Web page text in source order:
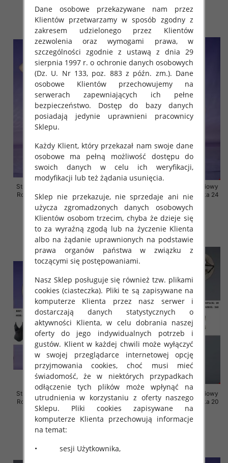
44.00 zł
szczegóły
44.00 zł
szczegóły
Stroje kąpielowe dwuczęściowy
Roz 46-60, Mix Kolor Paczka 16
44.00 zł
szczegóły
Stroje kąpielowe dwuczęściowy
Roz 46-60, Mix Kolor Paczka 24
44.00 zł
szczegóły
Stroje kąpielowe dwuczęściowy
Roz 46-60, Mix Kolor Paczka 16
szt.
46.00 zł
Stroje kąpielowe dwuczęściowy
Roz 40-48, Mix Kolor Paczka 20
szt.
44.00 zł
Dane osobowe przekazywane nam przez
Klientów przetwarzamy w sposób zgodny z
zakresem udzielonego przez Klientów
zezwolenia oraz wymogami prawa, w
szczególności zgodnie z ustawą z dnia 29
sierpnia 1997 r. o ochronie danych osobowych
(Dz. U. Nr 133, poz. 883 z późn. zm.). Dane
osobowe Klientów przechowujemy na
serwerach zapewniających ich pełne
bezpieczeństwo. Dostęp do bazy danych
posiadają jedynie uprawnieni pracownicy
Sklepu.
Każdy Klient, który przekazał nam swoje dane
osobowe ma pełną możliwość dostępu do
swoich danych w celu ich weryfikacji,
modyfikacji lub też żądania usunięcia.
Sklep nie przekazuje, nie sprzedaje ani nie
użycza zgromadzonych danych osobowych
Klientów osobom trzecim, chyba że dzieje się
to za wyraźną zgodą lub na życzenie Klienta
albo na żądanie uprawnionych na podstawie
prawa organów państwa w związku z
toczącymi się postępowaniami.
Nasz Sklep posługuje się również tzw. plikami
cookies (ciasteczka). Pliki te są zapisywane na
komputerze Klienta przez nasz serwer i
dostarczają danych statystycznych o
aktywności Klienta, w celu dobrania naszej
oferty do jego indywidualnych potrzeb i
gustów. Klient w każdej chwili może wyłączyć
w swojej przeglądarce internetowej opcję
przyjmowania cookies, choć musi mieć
świadomość, że w niektórych przypadkach
odłączenie tych plików może wpłynąć na
utrudnienia w korzystaniu z oferty naszego
Sklepu. Pliki cookies zapisywane na
komputerze Klienta przechowują informacje
na temat:
• sesji Użytkownika,